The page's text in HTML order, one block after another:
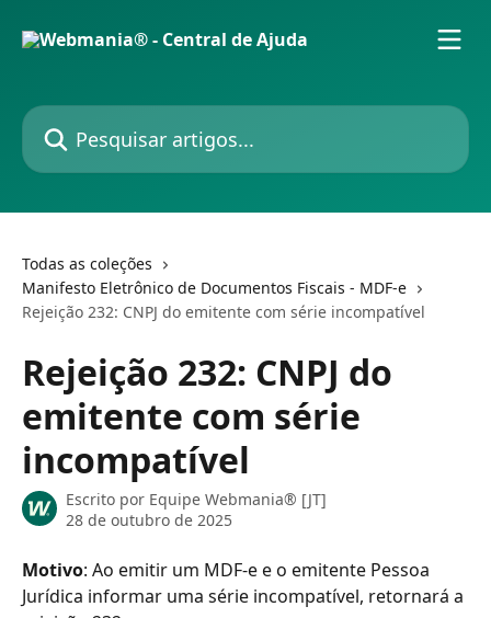
Pesquisar artigos...
Todas as coleções
Manifesto Eletrônico de Documentos Fiscais - MDF-e
Rejeição 232: CNPJ do emitente com série incompatível
Rejeição 232: CNPJ do
emitente com série
incompatível
Escrito por Equipe Webmania® [JT]
28 de outubro de 2025
Motivo: Ao emitir um MDF-e e o emitente Pessoa
Jurídica informar uma série incompatível, retornará a